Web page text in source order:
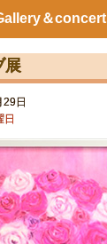
＆concert
展
日
日